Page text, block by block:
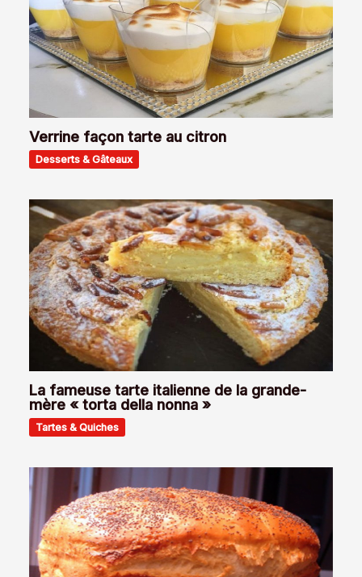
Verrine façon tarte au citron
Desserts & Gâteaux
La fameuse tarte italienne de la grande-
mère « torta della nonna »
Tartes & Quiches